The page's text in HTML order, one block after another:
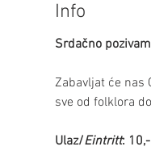
Info
Srdačno
Zabavljat će nas
sve od folklora
Ulaz/Eintritt: